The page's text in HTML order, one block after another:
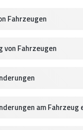
Fahrzeugen
von Fahrzeugen
am Fahrzeug